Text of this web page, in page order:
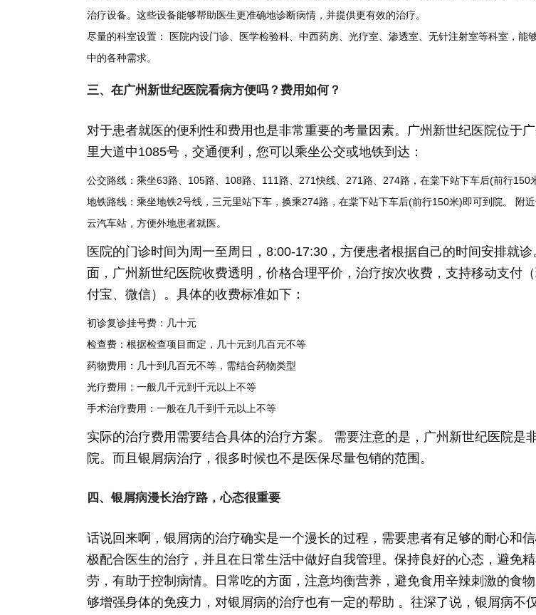
治疗设备。这些设备能够帮助医生更准确地诊断病情，并提供更有效的治疗。
尽量的科室设置：
医院内设门诊、医学检验科、中西药房、光疗室、渗透室、无针注射室等科室，能
中的各种需求。
三、在广州新世纪医院看病方便吗？费用如何？
对于患者就医的便利性和费用也是非常重要的考量因素。广州新世纪医院位于
里大道中1085号，交通便利，您可以乘坐公交或地铁到达：
公交路线：乘坐63路、105路、108路、111路、271快线、271路、274路，在棠下站下车后(前行150
地铁路线：乘坐地铁2号线，三元里站下车，换乘274路，在棠下站下车后(前行150米)即可到院。 附
云汽车站，方便外地患者就医。
医院的门诊时间为周一至周日，8:00-17:30，方便患者根据自己的时间安排就
面，广州新世纪医院收费透明，价格合理平价，治疗按次收费，支持移动支付
付宝、微信）。具体的收费标准如下：
初诊复诊挂号费：几十元
检查费：根据检查项目而定，几十元到几百元不等
药物费用：几十到几百元不等，需结合药物类型
光疗费用：一般几千元到千元以上不等
手术治疗费用：一般在几千到千元以上不等
实际的治疗费用需要结合具体的治疗方案。 需要注意的是，广州新世纪医院是
院。而且银屑病治疗，很多时候也不是医保尽量包销的范围。
四、银屑病漫长治疗路，心态很重要
话说回来啊，银屑病的治疗确实是一个漫长的过程，需要患者有足够的耐心和
极配合医生的治疗，并且在日常生活中做好自我管理。保持良好的心态，避免
劳，有助于控制病情。日常吃的方面，注意均衡营养，避免食用辛辣刺激的食
够增强身体的免疫力，对银屑病的治疗也有一定的帮助 。往深了说，银屑病不